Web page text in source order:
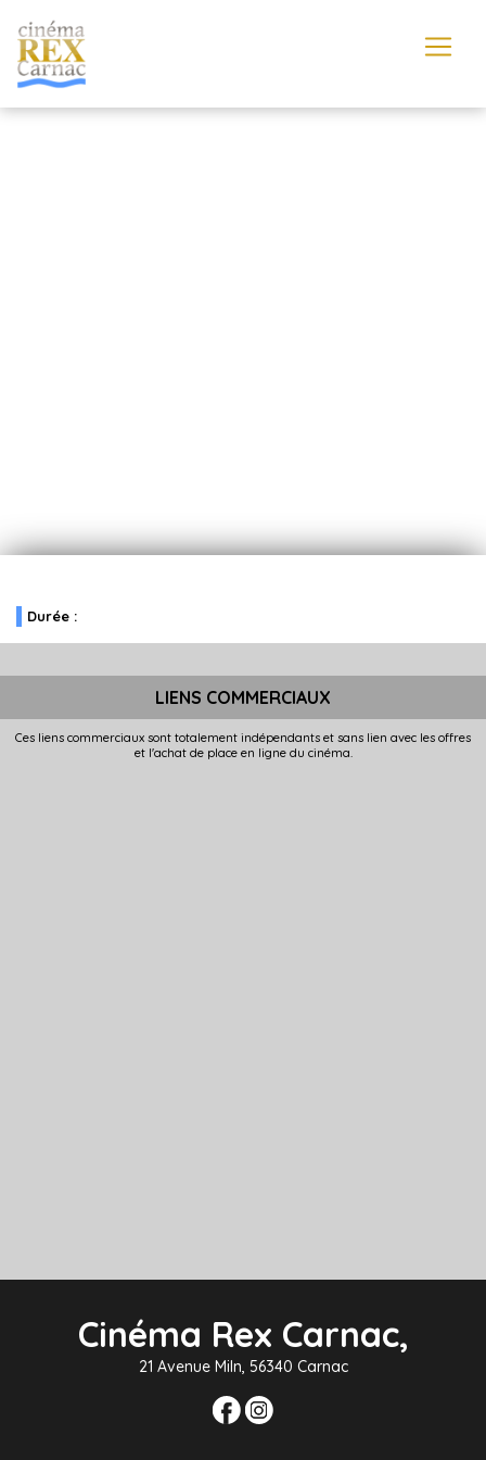
Durée :
LIENS COMMERCIAUX
Ces liens commerciaux sont totalement indépendants et sans lien avec les offres
et l'achat de place en ligne du cinéma.
Cinéma Rex Carnac,
21 Avenue Miln, 56340 Carnac